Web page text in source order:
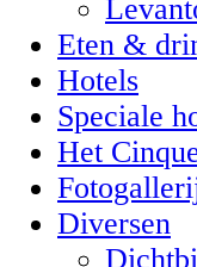
Eten &
Hotels
Speciale
Het
Diversen